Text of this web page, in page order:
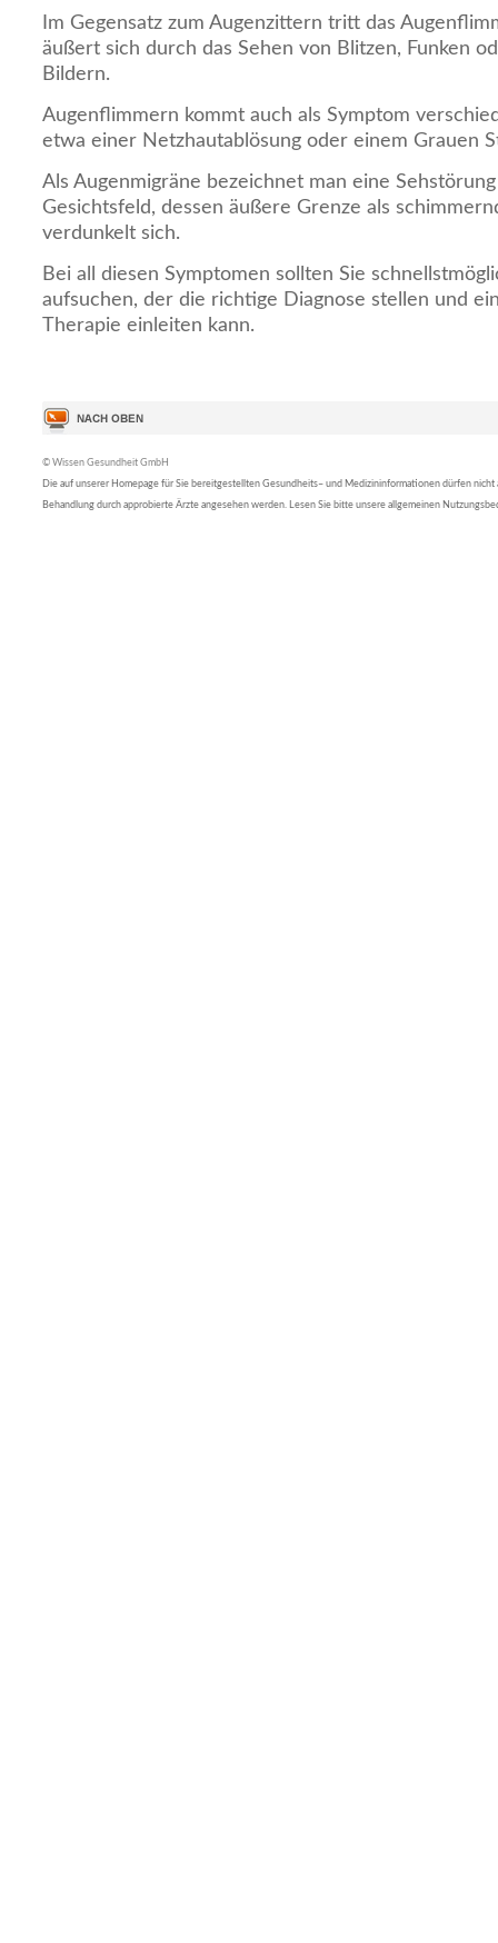
Im Gegensatz zum Augenzittern tritt das
äußert sich durch das Sehen von Blitzen, Funken
Bildern.
Augenflimmern kommt auch als Symptom
etwa einer Netzhautablösung oder einem Grauen
Als Augenmigräne bezeichnet man eine
Gesichtsfeld, dessen äußere Grenze als
verdunkelt sich.
Bei all diesen Symptomen sollten Sie
aufsuchen, der die richtige Diagnose stellen und
Therapie einleiten kann.
© Wissen Gesundheit GmbH
Die auf unserer Homepage für Sie bereitgestellten Gesundheits– und Medizininformationen dürfen nicht
Behandlung durch approbierte Ärzte angesehen werden. Lesen Sie bitte unsere allgemeinen